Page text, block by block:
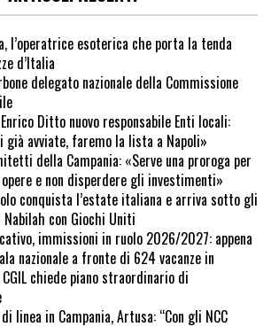
l’operatrice esoterica che porta la tenda
d’Italia
delegato nazionale della Commissione
Ditto nuovo responsabile Enti locali:
già avviate, faremo la lista a Napoli»
della Campania: «Serve una proroga per
e non disperdere gli investimenti»
conquista l’estate italiana e arriva sotto gli
con Giochi Uniti
immissioni in ruolo 2026/2027: appena
nazionale a fronte di 624 vacanze in
CGIL chiede piano straordinario di
linea in Campania, Artusa: “Con gli NCC